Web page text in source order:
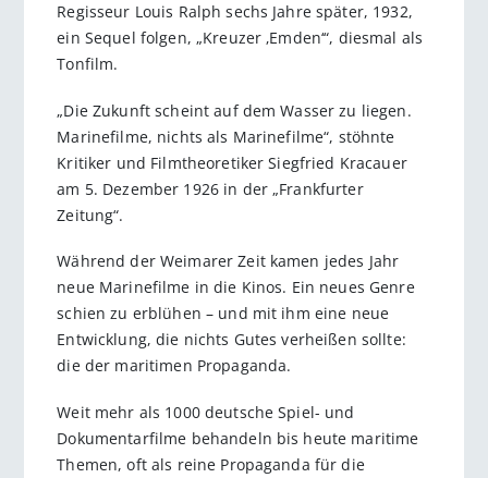
Regisseur Louis Ralph sechs Jahre später, 1932,
ein Sequel folgen, „Kreuzer ‚Emden‘“, diesmal als
Tonfilm.
„Die Zukunft scheint auf dem Wasser zu liegen.
Marinefilme, nichts als Marinefilme“, stöhnte
Kritiker und Filmtheoretiker Siegfried Kracauer
am 5. Dezember 1926 in der „Frankfurter
Zeitung“.
Während der Weimarer Zeit kamen jedes Jahr
neue Marinefilme in die Kinos. Ein neues Genre
schien zu erblühen – und mit ihm eine neue
Entwicklung, die nichts Gutes verheißen sollte:
die der maritimen Propaganda.
Weit mehr als 1000 deutsche Spiel- und
Dokumentarfilme behandeln bis heute maritime
Themen, oft als reine Propaganda für die